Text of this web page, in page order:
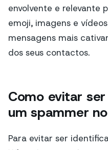
envolvente e relevante
emoji, imagens e
mensagens mais
dos seus contactos.
Como evitar
um spammer
Para evitar ser